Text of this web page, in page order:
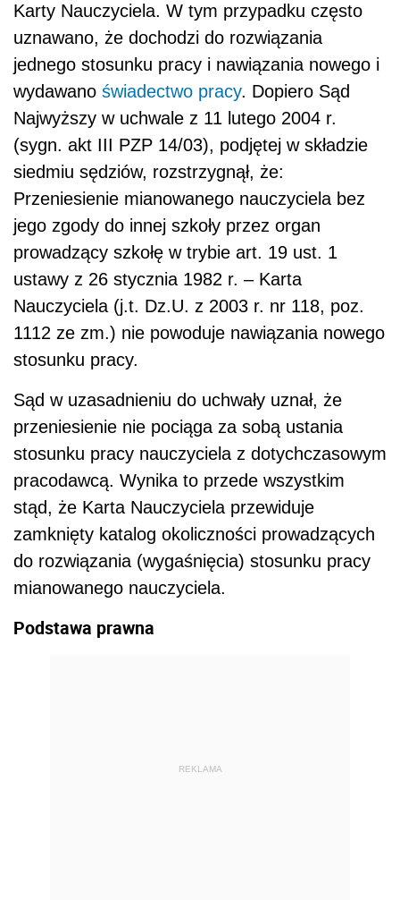
Karty Nauczyciela. W tym przypadku często
uznawano, że dochodzi do rozwiązania
jednego stosunku pracy i nawiązania nowego i
wydawano świadectwo pracy. Dopiero Sąd
Najwyższy w uchwale z 11 lutego 2004 r.
(sygn. akt III PZP 14/03), podjętej w składzie
siedmiu sędziów, rozstrzygnął, że:
Przeniesienie mianowanego nauczyciela bez
jego zgody do innej szkoły przez organ
prowadzący szkołę w trybie art. 19 ust. 1
ustawy z 26 stycznia 1982 r. – Karta
Nauczyciela (j.t. Dz.U. z 2003 r. nr 118, poz.
1112 ze zm.) nie powoduje nawiązania nowego
stosunku pracy.
Sąd w uzasadnieniu do uchwały uznał, że
przeniesienie nie pociąga za sobą ustania
stosunku pracy nauczyciela z dotychczasowym
pracodawcą. Wynika to przede wszystkim
stąd, że Karta Nauczyciela przewiduje
zamknięty katalog okoliczności prowadzących
do rozwiązania (wygaśnięcia) stosunku pracy
mianowanego nauczyciela.
Podstawa prawna
REKLAMA